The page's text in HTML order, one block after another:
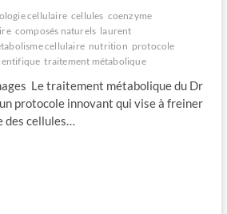
cellulaire cellules coenzyme
composés naturels laurent
cellulaire nutrition protocole
traitement métabolique
Le traitement métabolique du Dr
protocole innovant qui vise à freiner
des cellules…